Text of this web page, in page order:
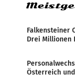
Falkensteiner
Drei Millionen
Österreich